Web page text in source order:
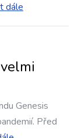
dále
Genesis
Před